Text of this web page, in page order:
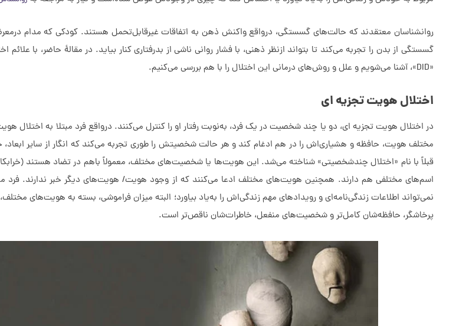
روانشناسان معتقدند که حالت‌های گسستگی، درواقع واکنش ذهن به اتفاقات غیرقابل‌تحمل هستند. کودکی که مدام
گسستگی از بدن را تجربه می‌کند تا بتواند ازنظر ذهنی، با فشار روانی ناشی از بدرفتاری کنار بیاید. در مقالۀ حاضر، با علائم
«DID»، آشنا می‌شویم و علل و روش‌های درمانی این اختلال را با هم بررسی می‌کنیم.
اختلال هویت تجزیه ای
در اختلال هویت تجزیه ای، دو یا چند شخصیت در یک فرد، به‌نوبت رفتار او را کنترل می‌کنند. درواقع فرد مبتلا به اختلال
مختلف هویت، حافظه و هشیاری‌اش را در هم ادغام کند و هر حالت شخصیتش را طوری تجربه می‌کند که انگار از سایر
قبلاً با نام «اختلال چندشخصیتی» شناخته می‌شد. این هویت‌ها یا شخصیت‌های مختلف، معمولاً باهم در تضاد هستند
اسم‌های مختلفی هم دارند. همچنین هویت‌های مختلف ادعا می‌کنند که از وجود هویت/ هویت‌های دیگر خبر ندارند. فرد
نمی‌تواند اطلاعات زندگی‌نامه‌ای و رویدادهای مهم زندگی‌اش را به‌یاد بیاورد؛ البته میزان فراموشی، بسته به هویت‌های
پرخاشگر، حافظه‌شان کامل‌تر و شخصیت‌های منفعل، خاطرات‌شان ناقص‌تر است.